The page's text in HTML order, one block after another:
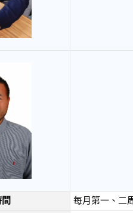
每月第一、二